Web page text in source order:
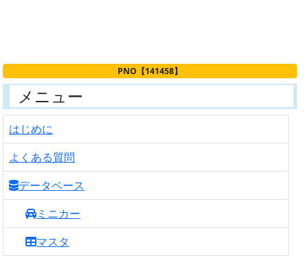
PNO【141458】
メニュー
はじめに
よくある質問
データベース
ミニカー
マスタ